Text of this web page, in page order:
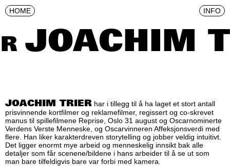
JOACHIM
JOACHIM TRIER har i tillegg til å ha laget et stort antall
prisvinnende kortfilmer og reklamefilmer, regissert og co-skrevet
manus til spillefilmene Reprise, Oslo 31 august og Oscarnominerte
Verdens Verste Menneske, og Oscarvinneren Affeksjonsverdi med
flere. Han liker karakterdreven storytelling og jobber veldig intuitivt.
Det ligger enormt mye arbeid og menneskelig innsikt bak alle
detaljer som får scenene/bildene i hans arbeider til å se ut som
man bare tilfeldigvis bare var forbi med kamera.
HOME INFO